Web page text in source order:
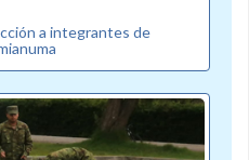
a integrantes de